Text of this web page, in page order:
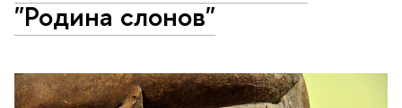
"Родина слонов"